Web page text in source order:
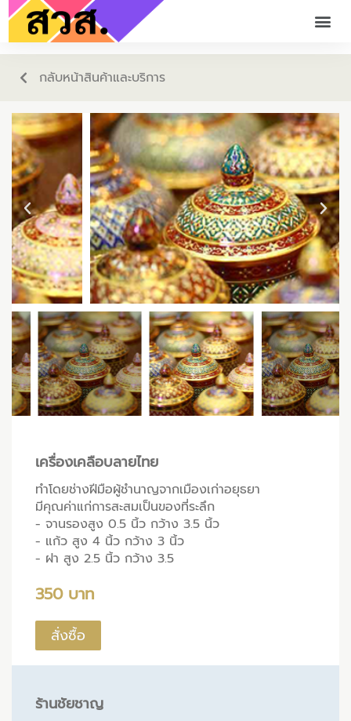
กลับหน้าสินค้าและบริการ
เครื่องเคลือบลายไทย
ทำโดยช่างฝีมือผู้ชำนาญจากเมืองเก่าอยุธยา
มีคุณค่าแก่การสะสมเป็นของที่ระลึก
- จานรองสูง 0.5 นิ้ว กว้าง 3.5 นิ้ว
- แก้ว สูง 4 นิ้ว กว้าง 3 นิ้ว
- ฝา สูง 2.5 นิ้ว กว้าง 3.5
350 บาท
สั่งซื้อ
ร้านชัยชาญ